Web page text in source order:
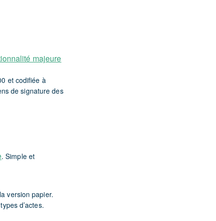
majeure
et codifiée à
de signature des
. Simple et
version papier.
d’actes.